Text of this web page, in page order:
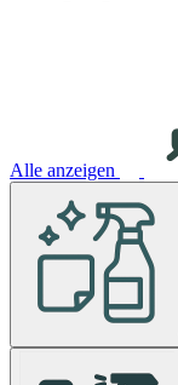
Alle anzeigen